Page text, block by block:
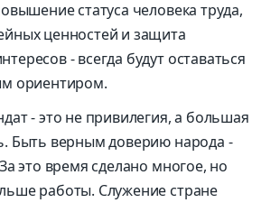
статуса человека труда,
ценностей и защита
- всегда будут оставаться
ориентиром.
- это не привилегия, а большая
Быть верным доверию народа -
это время сделано многое, но
работы. Служение стране